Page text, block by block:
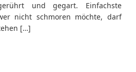
und gegart. Einfachste
nicht schmoren möchte, darf
[…]